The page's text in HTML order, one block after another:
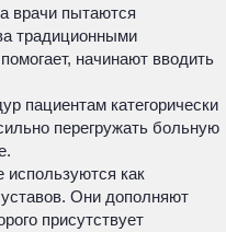
врачи пытаются
традиционными
начинают вводить
пациентам категорически
перегружать больную
используются как
Они дополняют
присутствует